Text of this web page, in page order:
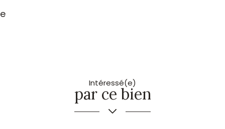
Intéressé(e)
par ce bien